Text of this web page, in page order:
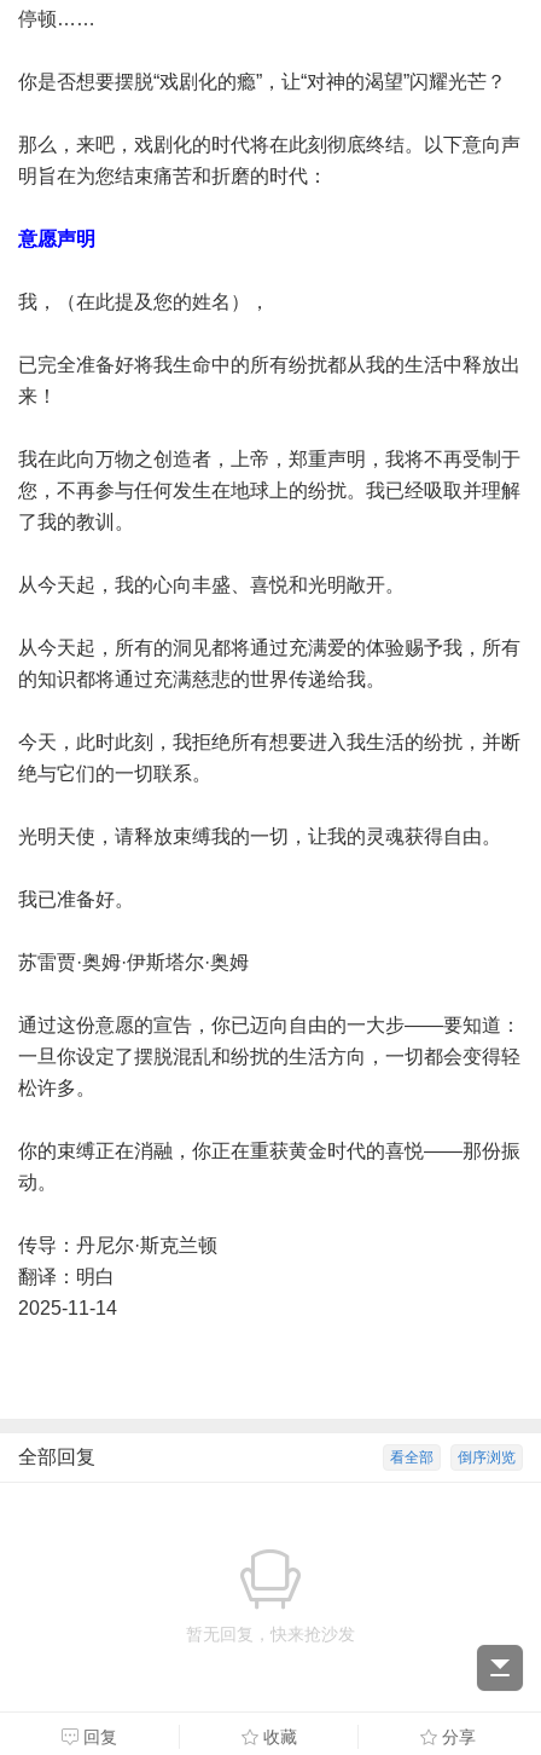
停顿……
你是否想要摆脱“戏剧化的瘾”，让“对神的渴望”闪耀光芒？
那么，来吧，戏剧化的时代将在此刻彻底终结。以下意向声
明旨在为您结束痛苦和折磨的时代：
意愿声明
我，（在此提及您的姓名），
已完全准备好将我生命中的所有纷扰都从我的生活中释放出
来！
我在此向万物之创造者，上帝，郑重声明，我将不再受制于
您，不再参与任何发生在地球上的纷扰。我已经吸取并理解
了我的教训。
从今天起，我的心向丰盛、喜悦和光明敞开。
从今天起，所有的洞见都将通过充满爱的体验赐予我，所有
的知识都将通过充满慈悲的世界传递给我。
今天，此时此刻，我拒绝所有想要进入我生活的纷扰，并断
绝与它们的一切联系。
光明天使，请释放束缚我的一切，让我的灵魂获得自由。
我已准备好。
苏雷贾·奥姆·伊斯塔尔·奥姆
通过这份意愿的宣告，你已迈向自由的一大步——要知道：
一旦你设定了摆脱混乱和纷扰的生活方向，一切都会变得轻
松许多。
你的束缚正在消融，你正在重获黄金时代的喜悦——那份振
动。
传导：丹尼尔·斯克兰顿
翻译：明白
2025-11-14
倒序浏览
看全部
全部回复
暂无回复，快来抢沙发
回复 收藏 分享